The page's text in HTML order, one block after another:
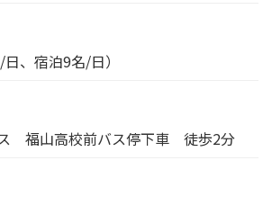
、宿泊9名/日）
福山高校前バス停下車 徒歩2分